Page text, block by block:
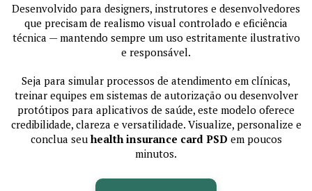
Desenvolvido para designers, instrutores e desenvolvedores
que precisam de realismo visual controlado e eficiência
técnica — mantendo sempre um uso estritamente ilustrativo
e responsável.
Seja para simular processos de atendimento em clínicas,
treinar equipes em sistemas de autorização ou desenvolver
protótipos para aplicativos de saúde, este modelo oferece
credibilidade, clareza e versatilidade. Visualize, personalize e
conclua seu health insurance card PSD em poucos
minutos.